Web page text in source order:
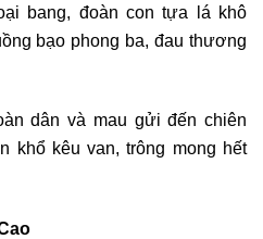
bang, đoàn con tựa lá khô
bạo phong ba, đau thương
dân và mau gửi đến chiên
khổ kêu van, trông mong hết